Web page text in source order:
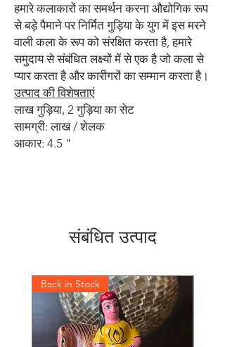
हमारे कलाकारों का समर्थन करना औद्योगिक रूप
से बड़े पैमाने पर निर्मित गुड़िया के युग में इस मरने
वाली कला के रूप को संरक्षित करता है, हमारे
समुदाय से संबंधित लक्ष्यों में से एक है जो कला से
प्यार करता है और कारीगरों का सम्मान करता है।
उत्पाद की विशेषताएं
लाख गुड़िया, 2 गुड़िया का सेट
सामग्री: लाख / शेलक
आकार: 4.5 "
संबंधित उत्पाद
Back in Stock